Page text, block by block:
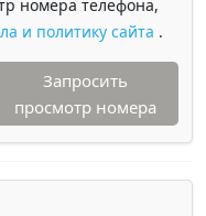
номера телефона,
и политику сайта .
Запросить
просмотр номера